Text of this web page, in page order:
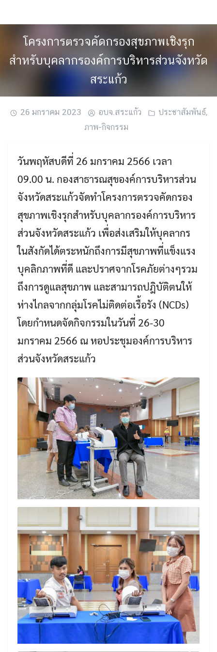
Search
Search
โครงการตรวจคัดกรองสุขภาพเชิงรุก
สำหรับบุคลากรองค์การบริหารส่วนจังหวัด
สระแก้ว
26 มกราคม 2023 อบจ.สระแก้ว ประชาสัมพันธ์,
ภาพ-กิจกรรม
วันพฤหัสบดีที่ 26 มกราคม 2566 เวลา
09.00 น. กองสาธารณสุของค์การบริหารส่วน
จังหวัดสระแก้วจัดทำโครงการตรวจคัดกรอง
สุขภาพเชิงรุกสำหรับบุคลากรองค์การบริหาร
ส่วนจังหวัดสระแก้ว เพื่อส่งเสริมให้บุคลากร
ในสังกัดได้ตระหนักถึงการมีสุขภาพที่แข็งแรง
บุคลิกภาพที่ดี และปราศจากโรคภัยต่างๆรวม
ถึงการดูแลสุขภาพ และสามารถปฎิบัติตนให้
ห่างไกลจากกลุ่มโรคไม่ติดต่อเรื้อรัง (NCDs)
โดยกำหนดจัดกิจกรรมในวันที่ 26-30
มกราคม 2566 ณ หอประชุมองค์การบริหาร
ส่วนจังหวัดสระแก้ว